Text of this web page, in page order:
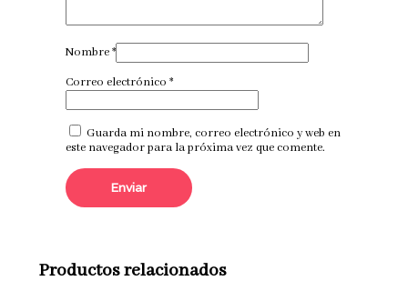
Nombre*
Correo electrónico *
Guarda mi nombre, correo electrónico y web en
este navegador para la próxima vez que comente.
Productos relacionados